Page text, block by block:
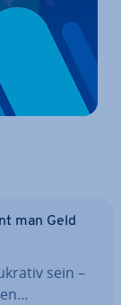
man Geld
sein –